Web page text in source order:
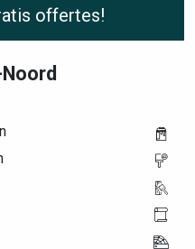
offertes!